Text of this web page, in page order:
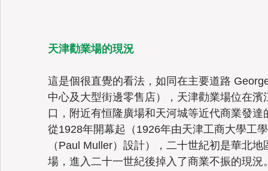
天津勸業場的現況
這是個很直覺的看法，如同在主要道路
中心及大型街邊零售店），天津勸業場位在
口，附近有恒隆廣場和天河城等近代商業發
從1928年開幕起（1926年由天津工商大學工
（Paul Muller）設計），二十世紀初是華北
場，進入二十一世紀後掉入了商業不振的現況